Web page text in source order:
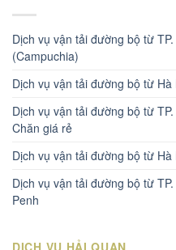
Dịch vụ vận tải đường bộ từ
(Campuchia)
Dịch vụ vận tải đường bộ từ
Dịch vụ vận tải đường bộ từ
Chăn giá rẻ
Dịch vụ vận tải đường bộ từ
Dịch vụ vận tải đường bộ từ
Penh
DỊCH VỤ HẢI QUAN